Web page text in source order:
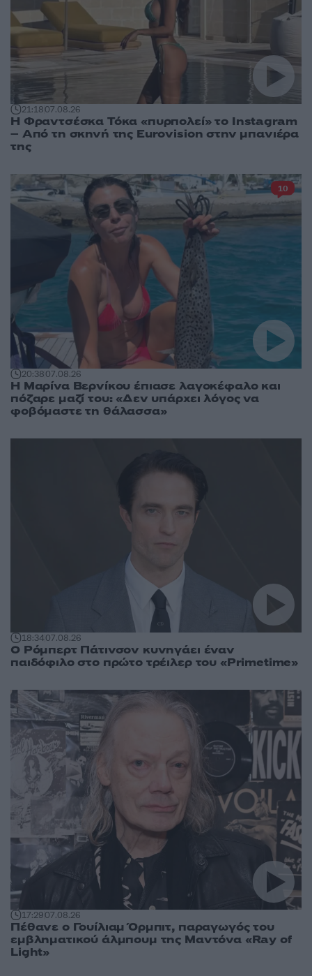
21:1807.08.26
Η Φραντσέσκα Τόκα «πυρπολεί» το Instagram
– Από τη σκηνή της Eurovision στην μπανιέρα
της
20:3807.08.26
Η Μαρίνα Βερνίκου έπιασε λαγοκέφαλο και
πόζαρε μαζί του: «Δεν υπάρχει λόγος να
φοβόμαστε τη θάλασσα»
10
18:3407.08.26
Ο Ρόμπερτ Πάτινσον κυνηγάει έναν
παιδόφιλο στο πρώτο τρέιλερ του «Primetime»
17:2907.08.26
Πέθανε ο Γουίλιαμ Όρμπιτ, παραγωγός του
εμβληματικού άλμπουμ της Μαντόνα «Ray of
Light»